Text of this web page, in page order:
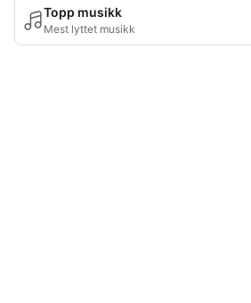
Topp musikk
Mest lyttet musikk